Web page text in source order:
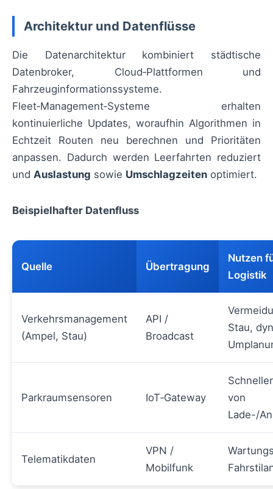
Architektur und Datenflüsse
Die Datenarchitektur kombiniert städtische
Datenbroker, Cloud‑Plattformen und
Fahrzeuginformationssysteme.
Fleet‑Management‑Systeme erhalten
kontinuierliche Updates, woraufhin Algorithmen in
Echtzeit Routen neu berechnen und Prioritäten
anpassen. Dadurch werden Leerfahrten reduziert
und Auslastung sowie Umschlagzeiten optimiert.
Beispielhafter Datenfluss
Quelle Übertragung
Nutzen
Logistik
Verkehrsmanagement
(Ampel, Stau)
API /
Broadcast
Stau,
Parkraumsensoren IoT‑Gateway
von
Lade-/
Telematikdaten
VPN /
Mobilfunk